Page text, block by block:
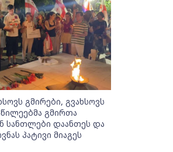
გმირები, გვახსოვს
გმირთა
სანთლები დაანთეს და
პატივი მიაგეს